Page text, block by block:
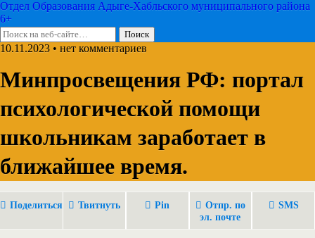
Отдел Образования Адыге-Хабльского муниципального района
6+
10.11.2023 • нет комментариев
Минпросвещения РФ: портал
психологической помощи
школьникам заработает в
ближайшее время.
Поделиться Твитнуть Pin
Отпр. по
эл. почте
SMS